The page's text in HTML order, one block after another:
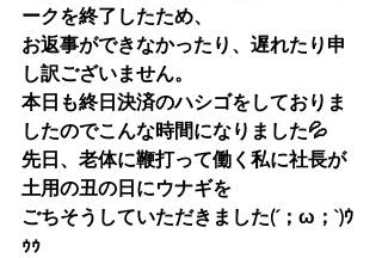
ークを終了したため、
お返事ができなかったり、遅れたり申
し訳ございません。
本日も終日決済のハシゴをしておりま
したのでこんな時間になりました💦
先日、老体に鞭打って働く私に社長が
土用の丑の日にウナギを
ごちそうしていただきました(´；ω；`)ｳ
ｩｩ